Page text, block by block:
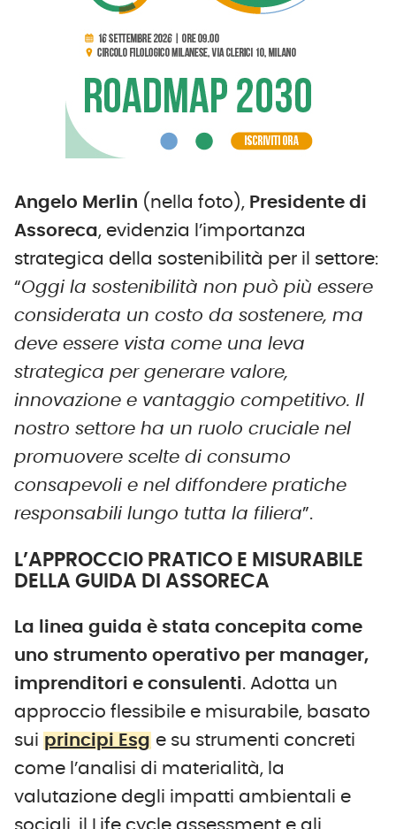
Angelo Merlin (nella foto), Presidente di
Assoreca, evidenzia l’importanza
strategica della sostenibilità per il settore:
“Oggi la sostenibilità non può più essere
considerata un costo da sostenere, ma
deve essere vista come una leva
strategica per generare valore,
innovazione e vantaggio competitivo. Il
nostro settore ha un ruolo cruciale nel
promuovere scelte di consumo
consapevoli e nel diffondere pratiche
responsabili lungo tutta la filiera”.
L’APPROCCIO PRATICO E MISURABILE
DELLA GUIDA DI ASSORECA
La linea guida è stata concepita come
uno strumento operativo per manager,
imprenditori e consulenti. Adotta un
approccio flessibile e misurabile, basato
sui principi Esg e su strumenti concreti
come l’analisi di materialità, la
valutazione degli impatti ambientali e